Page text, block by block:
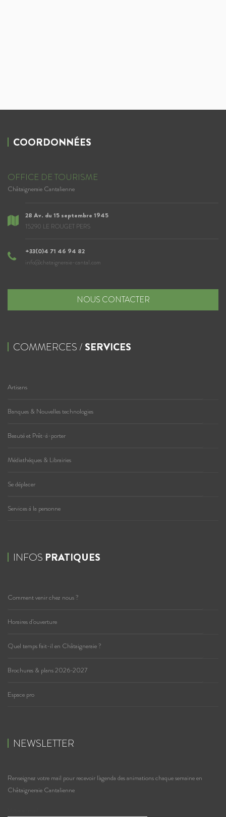
COORDONNÉES
OFFICE DE TOURISME
Châtaigneraie Cantalienne
28 Av. du 15 septembre 1945
15290 LE ROUGET PERS
+33(0)4 71 46 94 82
info@chataigneraie-cantal.com
NOUS CONTACTER
COMMERCES / SERVICES
Artisans
Banques & Nouvelles technologies
Beauté et Prêt-à-porter
Médiathèques & Librairies
Se déplacer
Services à la personne
INFOS PRATIQUES
Comment venir chez nous ?
Horaires d’ouverture
Quel temps fait-il en Châtaigneraie ?
Brochures & plans 2026-2027
Espace pro
NEWSLETTER
Renseignez votre mail pour recevoir l'agenda des animations chaque semaine en
Châtaigneraie Cantalienne